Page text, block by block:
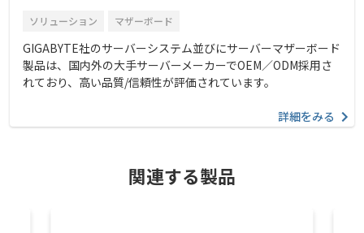
ソリューション マザーボード
GIGABYTE社のサーバーシステム並びにサーバーマザーボード
製品は、国内外の大手サーバーメーカーでOEM／ODM採用さ
れており、高い品質/信頼性が評価されています。
詳細をみる
関連する製品